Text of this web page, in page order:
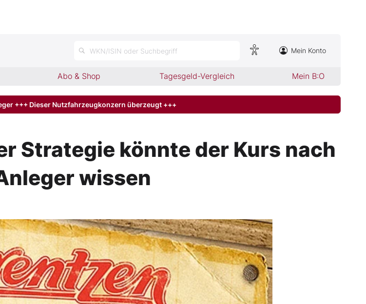
WKN/ISIN oder Suchbegriff Mein Konto
Abo & Shop Tagesgeld-Vergleich Mein B:O
+++ Dieser Nutzfahrzeugkonzern überzeugt +++
Strategie könnte der Kurs nach
wissen